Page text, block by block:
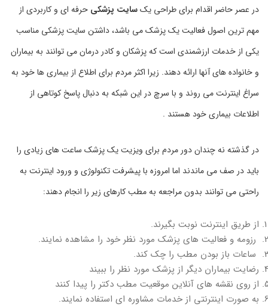
در عصر حاضر اقدام برای طراحی یکسایت پزشکی حرفه ای و کاربردی از
مهم ترین اصول فعالیت یک پزشک می باشد، داشتن سایت پزشکی مناسب
یکی از خدمات ارزشمندی است که پزشکان و کادر درمان می توانند به بیماران
و خانواده های آنها ارائه دهند. زیرا اکثر مردم برای اطلاع از بیماری ها خود به
سراغ اینترنت می روند و با سرچ در این شبکه به دنبال پاسخ کوتاهی از
اطلاعات بیماری خود هستند .
در گذشته نه چندان دور مردم برای ویزیت یک پزشک ساعت های زیادی را
باید در صف می ماندند اما امروزه با پیشرفت تکنولوژی و ورود اینترنت به
راحتی می توانند بدون مراجعه به مطب کارهای زیر را انجام دهند:
از طریق اینترنت نوبت بگیرند.
رزومه و فعالیت های پزشک مورد نظر خود را مشاهده نمایند.
ساعات باز بودن مطب را چک کند.
رضایت بیماران دیگر از پزشک مورد نظر را ببیند
از روی نقشه های آنلاین موقعیت مطب دکتر را پیدا کنند
به صورت اینترنتی از خدمات مشاوره ای استفاده نمایند.